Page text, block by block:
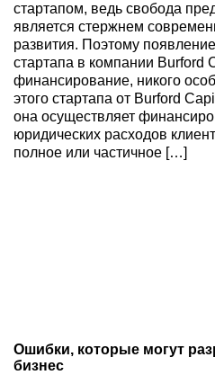
стартапом, ведь свобода
является стержнем
развития. Поэтому
стартапа в компании Burford
финансирование, никого
этого стартапа от Burford
она осуществляет
юридических расходов
полное или частичное […]
Ошибки, которые могут
бизнес